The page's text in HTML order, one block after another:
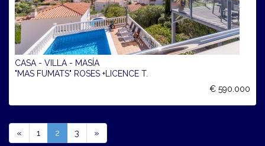
CASA - VILLA - MASÍA
"MAS FUMATS" ROSES +LICENCE T.
€ 590.000
« Previous
1 2 (current)
3 »